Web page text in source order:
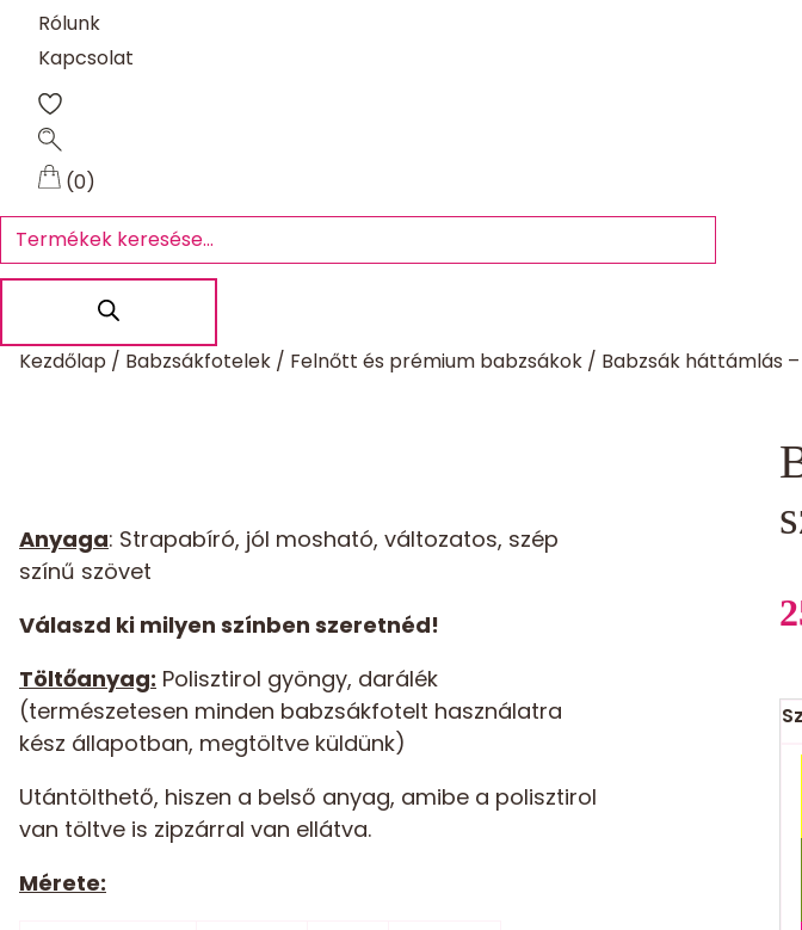
Rólunk
Kapcsolat
(0)
Products
search
Kezdőlap / Babzsákfotelek / Felnőtt és prémium babzsákok / Babzsák háttámlás
Anyaga: Strapabíró, jól mosható, változatos, szép
színű szövet
Válaszd ki milyen színben szeretnéd!
Töltőanyag: Polisztirol gyöngy, darálék
(természetesen minden babzsákfotelt használatra
kész állapotban, megtöltve küldünk)
Utántölthető, hiszen a belső anyag, amibe a polisztirol
van töltve is zipzárral van ellátva.
Mérete: